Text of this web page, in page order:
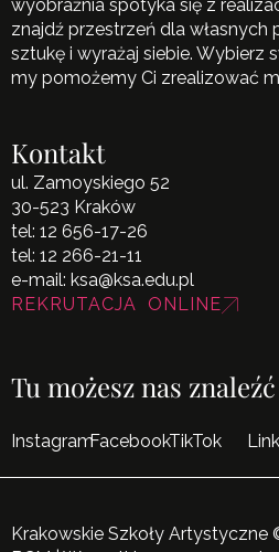
wyobraźnia spotyka się z
znajdź przestrzeń dla własnych
sztukę i wyrażaj siebie. Wybierz
my pomożemy Ci zrealizować
Kontakt
ul. Zamoyskiego 52
30-523 Kraków
tel: 12 656-17-26
tel: 12 266-21-11
e-mail: ksa@ksa.edu.pl
REKRUTACJA ONLINE
Tu możesz nas znaleźć
InstagramFacebookTikTok
Krakowskie Szkoły Artystyczne